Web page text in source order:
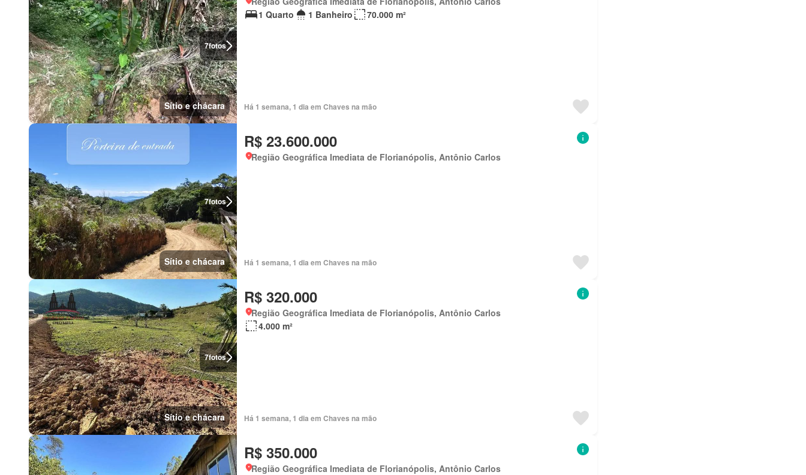
7fotos
Sítio e chácara
1 Quarto
1 Banheiro 70.000 m²
Há 1 semana, 1 dia em Chaves na mão
7fotos
Sítio e chácara
R$ 23.600.000
Região Geográfica Imediata de Florianópolis, Antônio Carlos
Há 1 semana, 1 dia em Chaves na mão
7fotos
Sítio e chácara
R$ 320.000
Região Geográfica Imediata de Florianópolis, Antônio Carlos
4.000 m²
Há 1 semana, 1 dia em Chaves na mão
R$ 350.000
Região Geográfica Imediata de Florianópolis, Antônio Carlos